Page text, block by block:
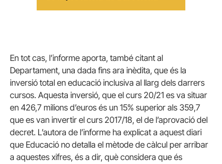
En tot cas, l’informe aporta, també citant al
Departament, una dada fins ara inèdita, que és la
inversió total en educació inclusiva al llarg dels darrers
cursos. Aquesta inversió, que el curs 20/21 es va situar
en 426,7 milions d’euros és un 15% superior als 359,7
que es van invertir el curs 2017/18, el de l’aprovació del
decret. L’autora de l’informe ha explicat a aquest diari
que Educació no detalla el mètode de càlcul per arribar
a aquestes xifres, és a dir, què considera que és